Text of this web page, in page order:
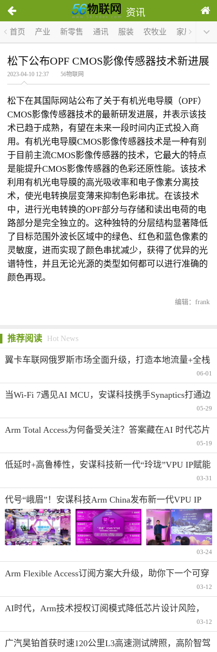
资讯
首页 产业 新零售 通讯 服装 农牧业 家居 医疗
松下公布OPF CMOS影像传感器技术新进展
2023-04-10 12:37 56物联网
松下在其国际网站公布了关于有机光电导膜（OPF）
CMOS影像传感器技术的最新研发进展，并表示该技
术已趋于成熟，有望在未来一段时间内正式投入商
用。有机光电导膜CMOS影像传感器技术是一种有别
于目前主流CMOS影像传感器的技术，它最大的特点
是能提升CMOS影像传感器的色彩还原性能。该技术
利用有机光电导膜的高光吸收率和电子像素分离技
术，使光电转换层变薄来抑制色彩串扰。在该技术
中，进行光电转换的OPF部分与存储和读出电荷的电
路部分是完全独立的。这种独特的分层结构显著降低
了目标范围外波长区域中的绿色、红色和蓝色像素的
灵敏度，进而实现了颜色串扰减少，获得了优异的光
谱特性，并且无论光源的类型如何都可以进行准确的
颜色再现。
编辑：frank
推荐阅读 Hot News
翼卡车联网俄罗斯市场全面升级，打造本地流量+全栈
06-01
当Wi-Fi 7遇见AI MCU，安谋科技携手Synaptics打通边
05-29
Arm Total Access为何备受关注？答案藏在AI 时代芯片
05-19
低延时+高鲁棒性，安谋科技新一代“玲珑”VPU IP赋能
03-31
代号“峨眉”！安谋科技Arm China发布新一代VPU IP
03-24
Arm Flexible Access订阅方案大升级，助你下一个可穿
03-12
AI时代，Arm技术授权订阅模式降低芯片设计风险，
03-12
广汽昊铂首获时速120公里L3高速测试牌照，高阶智驾